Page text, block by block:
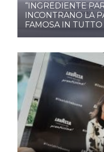
“INGREDIENTE
INCONTRANO LA
FAMOSA IN